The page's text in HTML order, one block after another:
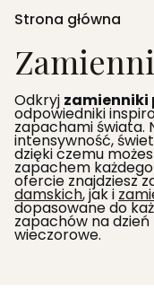
Strona główna
Odkryj zamienniki
odpowiedniki
zapachami świata.
intensywność,
dzięki czemu
zapachem
ofercie znajdziesz
damskich, jak i
dopasowane do
zapachów na
wieczorowe.